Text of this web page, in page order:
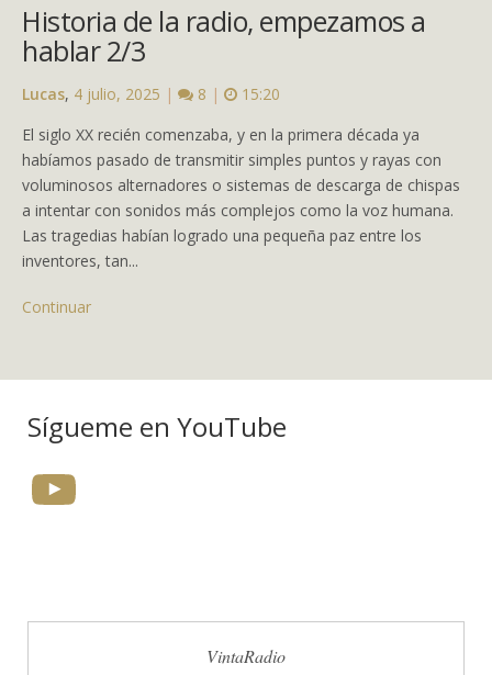
Historia de la radio, empezamos a
hablar 2/3
Lucas, 4 julio, 2025 | 8 |
15:20
El siglo XX recién comenzaba, y en la primera década ya
habíamos pasado de transmitir simples puntos y rayas con
voluminosos alternadores o sistemas de descarga de chispas
a intentar con sonidos más complejos como la voz humana.
Las tragedias habían logrado una pequeña paz entre los
inventores, tan...
Continuar
Sígueme en YouTube
YouTube
VintaRadio